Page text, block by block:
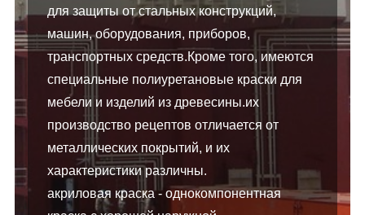
для защиты от стальных конструкций,
машин, оборудования, приборов,
транспортных средств.Кроме того, имеются
специальные полиуретановые краски для
мебели и изделий из древесины.их
производство рецептов отличается от
металлических покрытий, и их
характеристики различны.
акриловая краска - однокомпонентная